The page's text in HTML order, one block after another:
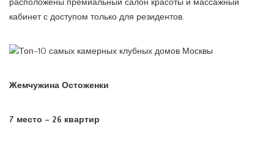
расположены премиальный салон красоты и массажный
кабинет с доступом только для резидентов.
Жемчужина Остоженки
7 место – 26 квартир